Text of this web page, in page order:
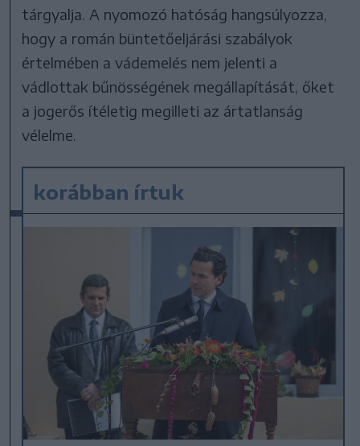
tárgyalja. A nyomozó hatóság hangsúlyozza,
hogy a román büntetőeljárási szabályok
értelmében a vádemelés nem jelenti a
vádlottak bűnösségének megállapítását, őket
a jogerős ítéletig megilleti az ártatlanság
vélelme.
korábban írtuk